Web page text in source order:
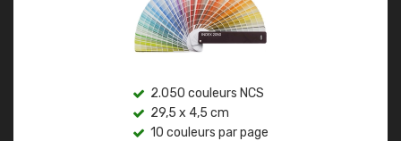
2.050 couleurs NCS
29,5 x 4,5 cm
10 couleurs par page